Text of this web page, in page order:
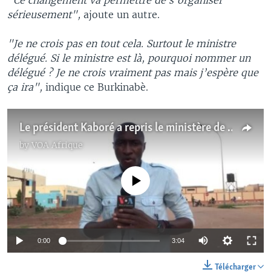
sérieusement", ajoute un autre.
"Je ne crois pas en tout cela. Surtout le ministre
délégué. Si le ministre est là, pourquoi nommer un
délégué ? Je ne crois vraiment pas mais j’espère que
ça ira", indique ce Burkinabè.
Le président Kaboré a repris le ministère de la Défense: réactions des Burkinabè
by VOA Afrique
No media source currently available
0:00 3:04
Télécharger